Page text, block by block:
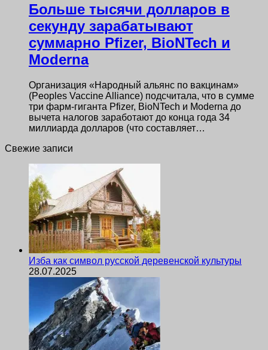
Больше тысячи долларов в
секунду зарабатывают
суммарно Pfizer, BioNTech и
Moderna
Организация «Народный альянс по вакцинам»
(Peoples Vaccine Alliance) подсчитала, что в сумме
три фарм-гиганта Pfizer, BioNTech и Moderna до
вычета налогов заработают до конца года 34
миллиарда долларов (что составляет…
Свежие записи
Изба как символ русской деревенской культуры
28.07.2025